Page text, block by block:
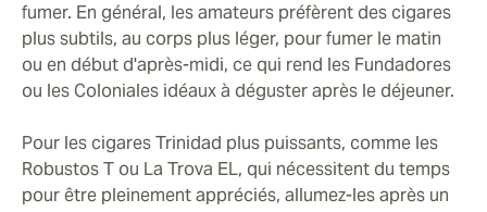
fumer. En général, les amateurs préfèrent des cigares
plus subtils, au corps plus léger, pour fumer le matin
ou en début d'après-midi, ce qui rend les Fundadores
ou les Coloniales idéaux à déguster après le déjeuner.
Pour les cigares Trinidad plus puissants, comme les
Robustos T ou La Trova EL, qui nécessitent du temps
pour être pleinement appréciés, allumez-les après un